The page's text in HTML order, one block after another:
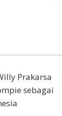
Prakarsa
sebagai